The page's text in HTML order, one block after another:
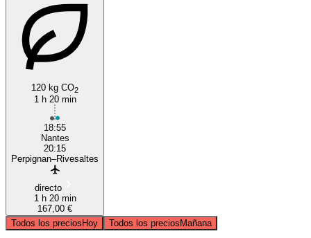
120 kg CO2
1 h 20 min
18:55
Nantes
20:15
Perpignan–Rivesaltes
directo
1 h 20 min
167,00 €
Todos los preciosHoy Todos los preciosMañana